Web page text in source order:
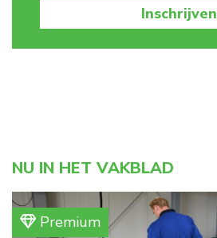
Inschrijven
NU IN HET VAKBLAD
Premium